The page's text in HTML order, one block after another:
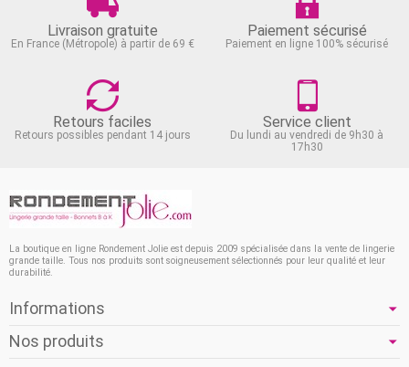
Livraison gratuite
En France (Métropole) à partir de 69 €
Paiement sécurisé
Paiement en ligne 100% sécurisé
Retours faciles
Retours possibles pendant 14 jours
Service client
Du lundi au vendredi de 9h30 à
17h30
La boutique en ligne Rondement Jolie est depuis 2009 spécialisée dans la vente de lingerie
grande taille. Tous nos produits sont soigneusement sélectionnés pour leur qualité et leur
durabilité.
Informations
Nos produits